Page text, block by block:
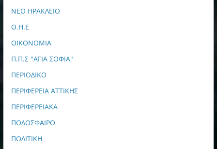
ΝΕΟ ΗΡΑΚΛΕΙΟ
Ο.Η.Ε
ΟΙΚΟΝΟΜΙΑ
Π.Π.Σ "ΑΓΙΑ ΣΟΦΙΑ"
ΠΕΡΙΟΔΙΚΟ
ΠΕΡΙΦΕΡΕΙΑ ΑΤΤΙΚΗΣ
ΠΕΡΙΦΕΡΕΙΑΚΑ
ΠΟΔΟΣΦΑΙΡΟ
ΠΟΛΙΤΙΚΗ